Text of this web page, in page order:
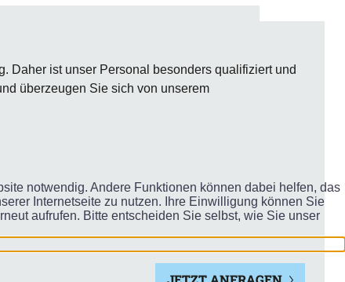
notwendig. Andere Funktionen können dabei helfen, das
Internetseite zu nutzen. Ihre Einwilligung können Sie
aufrufen. Bitte entscheiden Sie selbst, wie Sie unser
Daher ist unser Personal besonders qualifiziert und
überzeugen Sie sich von unserem